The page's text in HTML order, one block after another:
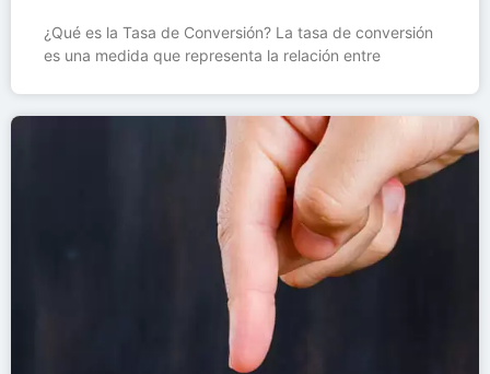
¿Qué es la Tasa de Conversión? La tasa de conversión
es una medida que representa la relación entre